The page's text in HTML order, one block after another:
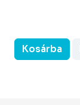
Kosárba